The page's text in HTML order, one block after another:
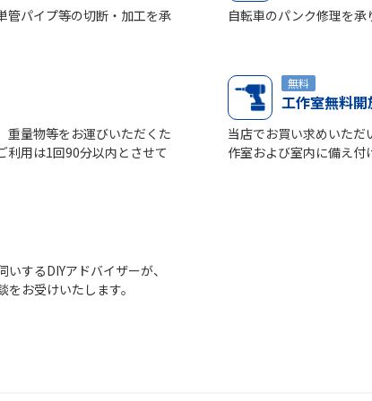
管パイプ等の切断・加工を承 自転車のパンク修理を承
重量物等をお運びいただくた
利用は1回90分以内とさせて
無料
工作室無料開
当店でお買い求めいた
作室および室内に備え付
するDIYアドバイザーが、
お受けいたします。